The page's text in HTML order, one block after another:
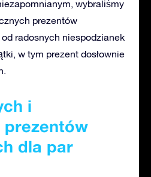
wybraliśmy
prezentów
radosnych niespodzianek
w tym prezent dosłownie
i
prezentów
dla par